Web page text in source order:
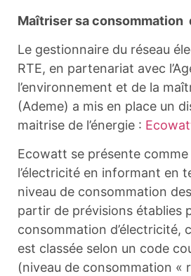
Maîtriser sa consommation
Le gestionnaire du réseau
RTE, en partenariat avec
l’environnement et de la
(Ademe) a mis en place un
maitrise de l’énergie :
Ecowatt se présente
l’électricité en informant en
niveau de consommation
partir de prévisions établies
consommation d’électricité,
est classée selon un code
(niveau de consommation «